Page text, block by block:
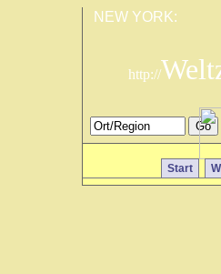
NEW YORK:
http://
Start